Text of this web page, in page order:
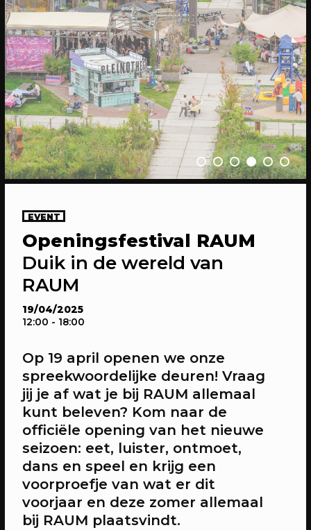
Sprekers: Onze stad, ons canvas
Over de sprekers van Onze stad, ons
canvas
20/04/2023 CONFERENTIE
Gesprekken: Onze stad, ons canvas
Over de verdiepende gesprekken op
Onze stad, ons canvas
20/04/2023 CONFERENTIE
Workshops: Onze stad, ons canvas
EVENT
19/04/2025
12:00 - 18:00
Openingsfestival RAUM
Duik in de wereld van
RAUM
Op 19 april openen we onze
spreekwoordelijke deuren! Vraag
jij je af wat je bij RAUM allemaal
kunt beleven? Kom naar de
officiële opening van het nieuwe
seizoen: eet, luister, ontmoet,
dans en speel en krijg een
voorproefje van wat er dit
voorjaar en deze zomer allemaal
bij RAUM plaatsvindt.